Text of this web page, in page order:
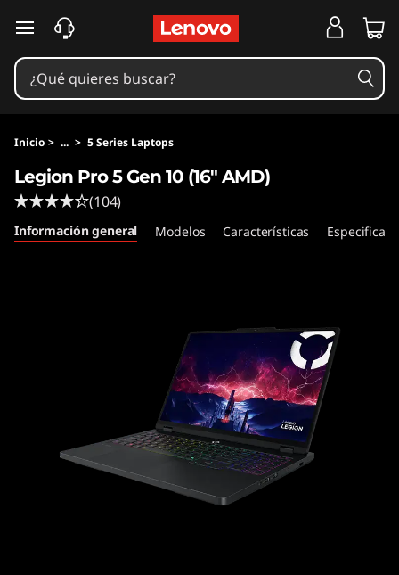
e
g
o
n
P
Ir al contenido principal
Inicio > ... > 5 Series Laptops
Legion Pro 5 Gen 10 (16" AMD)
(104)
Información general Modelos Características